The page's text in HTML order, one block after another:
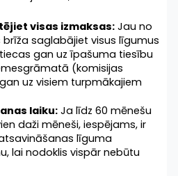
visas izmaksas: Jau no
saglabājiet visus līgumus
gan uz īpašuma tiesību
(komisijas
uz visiem turpmākajiem
laiku: Ja līdz 60 mēnešu
daži mēneši, iespējams, ir
līguma
lai nodoklis vispār nebūtu